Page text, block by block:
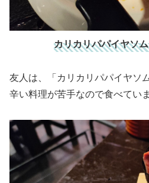
カリカリパパイヤソ
友人は、「カリカリパパイヤソ
辛い料理が苦手なので食べてい